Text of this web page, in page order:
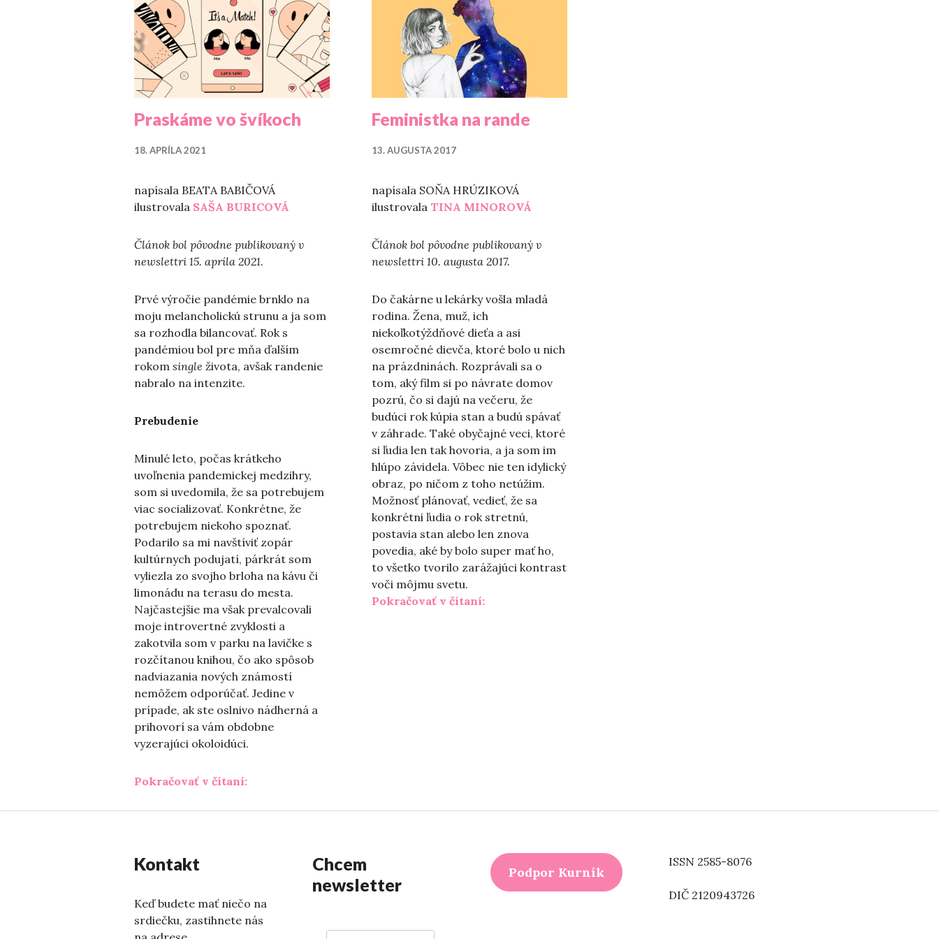
Praskáme vo švíkoch
18. APRÍLA 2021
napísala BEATA BABIČOVÁ
ilustrovala SAŠA BURICOVÁ
Článok bol pôvodne publikovaný v
newslettri 15. apríla 2021.
Prvé výročie pandémie brnklo na
moju melancholickú strunu a ja som
sa rozhodla bilancovať. Rok s
pandémiou bol pre mňa ďalším
rokom single života, avšak randenie
nabralo na intenzite.
Prebudenie
Minulé leto, počas krátkeho
uvoľnenia pandemickej medzihry,
som si uvedomila, že sa potrebujem
viac socializovať. Konkrétne, že
potrebujem niekoho spoznať.
Podarilo sa mi navštíviť zopár
kultúrnych podujatí, párkrát som
vyliezla zo svojho brloha na kávu či
limonádu na terasu do mesta.
Najčastejšie ma však prevalcovali
moje introvertné zvyklosti a
zakotvila som v parku na lavičke s
rozčítanou knihou, čo ako spôsob
nadviazania nových známostí
nemôžem odporúčať. Jedine v
prípade, ak ste oslnivo nádherná a
prihovorí sa vám obdobne
vyzerajúci okoloidúci.
Pokračovať v čítaní:„Praskáme vo švíkoch“
Feministka na rande
13. AUGUSTA 2017
napísala SOŇA HRÚZIKOVÁ
ilustrovala TINA MINOROVÁ
Článok bol pôvodne publikovaný v
newslettri 10. augusta 2017.
Do čakárne u lekárky vošla mladá
rodina. Žena, muž, ich
niekoľkotýždňové dieťa a asi
osemročné dievča, ktoré bolo u nich
na prázdninách. Rozprávali sa o
tom, aký film si po návrate domov
pozrú, čo si dajú na večeru, že
budúci rok kúpia stan a budú spávať
v záhrade. Také obyčajné veci, ktoré
si ľudia len tak hovoria, a ja som im
hlúpo závidela. Vôbec nie ten idylický
obraz, po ničom z toho netúžim.
Možnosť plánovať, vedieť, že sa
konkrétni ľudia o rok stretnú,
postavia stan alebo len znova
povedia, aké by bolo super mať ho,
to všetko tvorilo zarážajúci kontrast
voči môjmu svetu.
Pokračovať v čítaní:„Feministka na rande“
Kontakt
Keď budete mať niečo na
srdiečku, zastihnete nás
Chcem
newsletter
Podpor Kurník
ISSN 2585-8076
DIČ 2120943726